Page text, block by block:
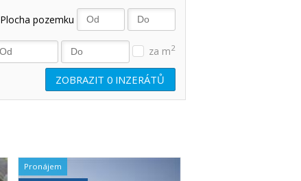
Plocha pozemku
za m2
ZOBRAZIT0 INZERÁTŮ
Pronájem